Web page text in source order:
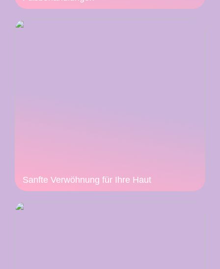
Sanfte Verwöhnung für Ihre Haut